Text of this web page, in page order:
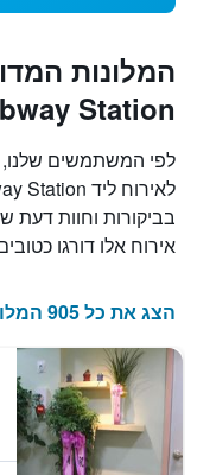
המלונות
Station
לפי המשתמשים שלנו,
בביקורות וחוות
אירוח אלו דורגו
הצג את כל 905 המלונות